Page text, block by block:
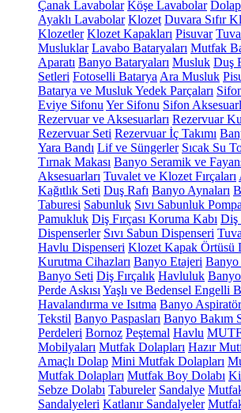
Çanak Lavabolar Köşe Lavabolar
Ayaklı Lavabolar Klozet Duvara Sıfır
Klozetler Klozet Kapakları Pisuvar
Musluklar Lavabo Bataryaları Mutfak
Aparatı Banyo Bataryaları Musluk Duş
Setleri Fotoselli Batarya Ara Musluk
Batarya ve Musluk Yedek Parçaları
Eviye Sifonu Yer Sifonu Sifon
Rezervuar ve Aksesuarları Rezervuar
Rezervuar Seti Rezervuar İç Takımı
Yara Bandı Lif ve Süngerler Sıcak Su
Tırnak Makası Banyo Seramik ve
Aksesuarları Tuvalet ve Klozet Fırçaları
Kağıtlık Seti Duş Rafı Banyo Aynaları
Taburesi Sabunluk Sıvı Sabunluk
Pamukluk Diş Fırçası Koruma Kabı Diş
Dispenserler Sıvı Sabun Dispenseri
Havlu Dispenseri Klozet Kapak Örtüsü
Kurutma Cihazları Banyo Etajeri
Banyo Seti Diş Fırçalık Havluluk
Perde Askısı Yaşlı ve Bedensel Engelli
Havalandırma ve Isıtma Banyo
Tekstil Banyo Paspasları Banyo Bakım
Perdeleri Bornoz Peştemal Havlu
Mobilyaları Mutfak Dolapları Hazır
Amaçlı Dolap Mini Mutfak Dolapları
Mutfak Dolapları Mutfak Boy Dolabı
Sebze Dolabı Tabureler Sandalye
Sandalyeleri Katlanır Sandalyeler